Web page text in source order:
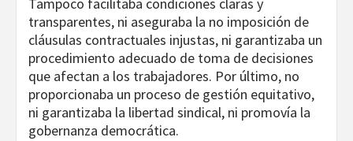
Tampoco facilitaba condiciones claras y
transparentes, ni aseguraba la no imposición de
cláusulas contractuales injustas, ni garantizaba un
procedimiento adecuado de toma de decisiones
que afectan a los trabajadores. Por último, no
proporcionaba un proceso de gestión equitativo,
ni garantizaba la libertad sindical, ni promovía la
gobernanza democrática.